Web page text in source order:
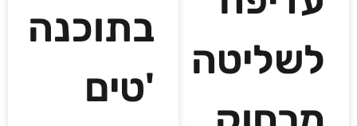
לשליטה
בתוכנה
'טים